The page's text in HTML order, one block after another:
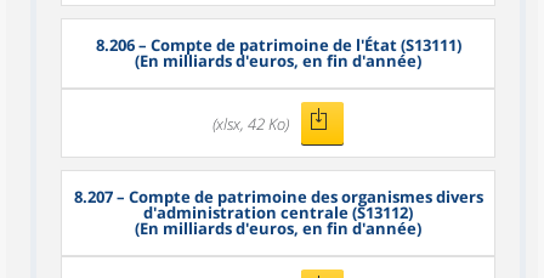
8.206– Compte de patrimoine de l'État (S13111)
(En milliards d'euros, en fin d'année)
(xlsx, 42 Ko)
8.207– Compte de patrimoine des organismes divers
d'administration centrale (S13112)
(En milliards d'euros, en fin d'année)